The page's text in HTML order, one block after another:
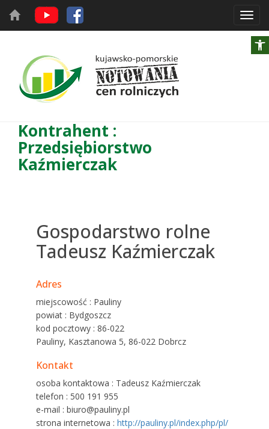
Kontrahent :
Przedsiębiorstwo
Kaźmierczak
Gospodarstwo rolne
Tadeusz Kaźmierczak
Adres
miejscowość : Pauliny
powiat : Bydgoszcz
kod pocztowy : 86-022
Pauliny, Kasztanowa 5, 86-022 Dobrcz
Kontakt
osoba kontaktowa : Tadeusz Kaźmierczak
telefon : 500 191 955
e-mail : biuro@pauliny.pl
strona internetowa : http://pauliny.pl/index.php/pl/